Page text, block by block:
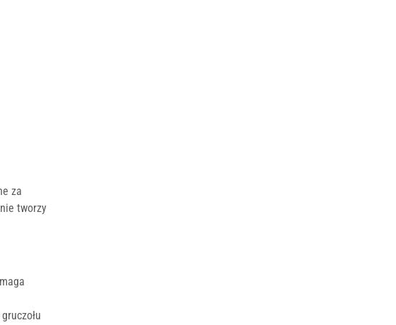
za
tworzy